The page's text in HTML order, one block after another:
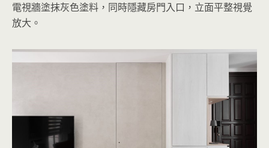
電視牆塗抹灰色塗料，同時隱藏房門入口，立面平整視覺
放大。